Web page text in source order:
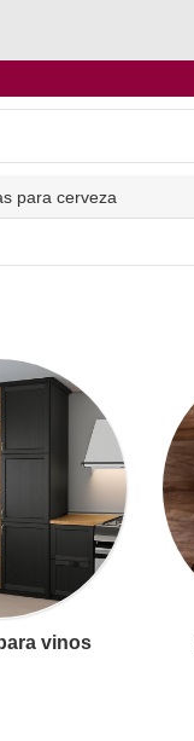
para cerveza
vinos